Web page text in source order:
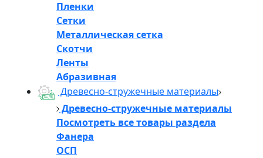
Пленки
Сетки
Металлическая сетка
Скотчи
Ленты
Абразивная
Древесно-стружечные материалы
Древесно-стружечные материалы
Посмотреть все товары раздела
Фанера
ОСП